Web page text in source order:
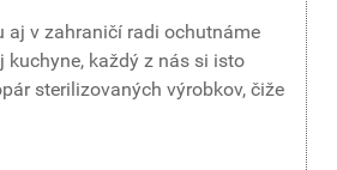
aj v zahraničí radi ochutnáme
kuchyne, každý z nás si isto
sterilizovaných výrobkov, čiže